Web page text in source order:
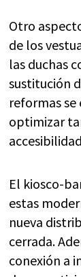
Otro
de los
las duchas
sustitución
reformas
optimizar
El kiosco-
estas
nueva
cerrada.
conexión a